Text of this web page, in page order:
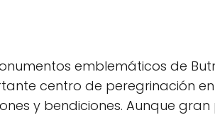
emblemáticos de
centro de peregrinación
y bendiciones. Aunque